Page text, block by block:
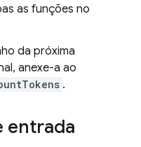
as funções no
da próxima
anexe-a ao
.
entrada